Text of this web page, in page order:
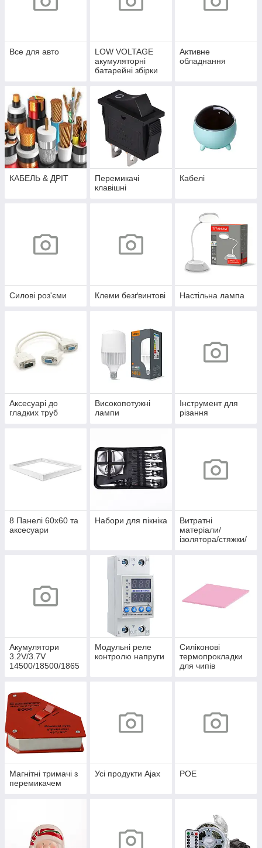
Все для авто
LOW VOLTAGE
акумуляторні
батарейні збірки
Активне
обладнання
КАБЕЛЬ & ДРІТ
Перемикачі
клавішні
Кабелі
Силові роз'єми Клеми безґвинтові Настільна лампа
Аксесуарі до
гладких труб
Високопотужні
лампи
Інструмент для
різання
8 Панелі 60х60 та
аксесуари
Набори для пікніка
Витратні
матеріали/
ізолятора/стяжки/
органайзери
Акумулятори
3.2V/3.7V
14500/18500/1865
Модульні реле
контролю напруги
Силіконові
термопрокладки
для чипів
Магнітні тримачі з
перемикачем
Усі продукти Ajax POE